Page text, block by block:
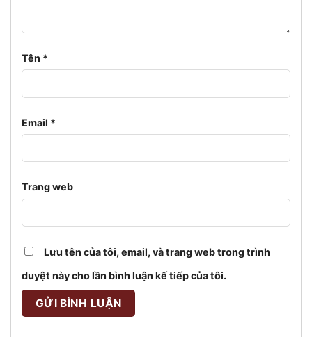
Tên *
Email *
Trang web
Lưu tên của tôi, email, và trang web trong trình
duyệt này cho lần bình luận kế tiếp của tôi.